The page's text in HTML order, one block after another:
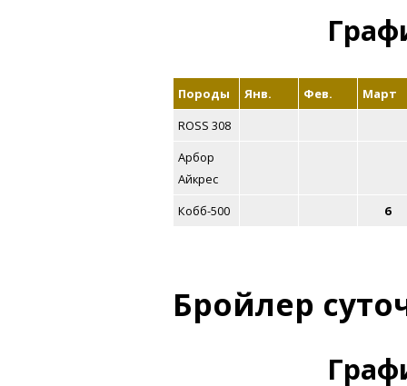
Породы Янв. Фев.
Март
ROSS 308
Арбор
Айкрес
Кобб-500
6
Бройлер